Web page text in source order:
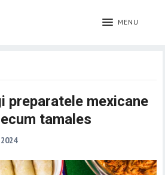
MENU
preparatele mexicane
tamales